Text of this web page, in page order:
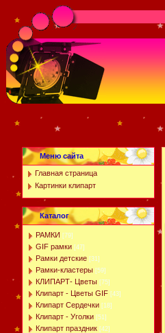
Меню сайта
Главная страница
Картинки клипарт
Каталог
РАМКИ [79]
GIF рамки [47]
Рамки детские [31]
Рамки-кластеры [59]
КЛИПАРТ- Цветы [75]
Клипарт - Цветы GIF [43]
Клипарт Сердечки [18]
Клипарт - Уголки [51]
Клипарт праздник [42]